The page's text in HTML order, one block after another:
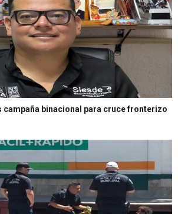
campaña binacional para cruce fronterizo